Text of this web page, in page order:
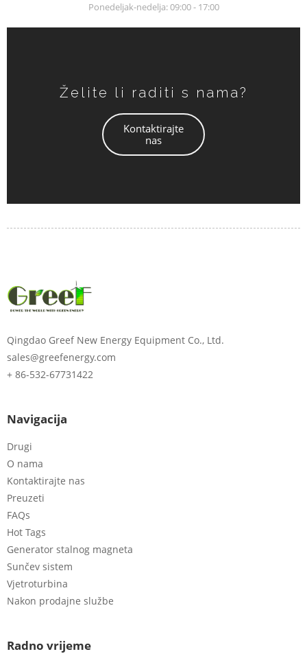
Ponedeljak-nedelja: 09:00 - 17:00
Želite li raditi s nama?
Kontaktirajte
nas
Qingdao Greef New Energy Equipment Co., Ltd.
sales@greefenergy.com
+ 86-532-67731422
Navigacija
Drugi
O nama
Kontaktirajte nas
Preuzeti
FAQs
Hot Tags
Generator stalnog magneta
Sunčev sistem
Vjetroturbina
Nakon prodajne službe
Radno vrijeme